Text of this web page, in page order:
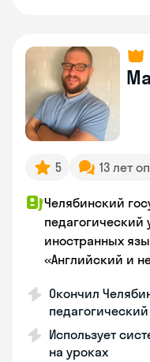
5 13 лет
Челябинский
педагогический
иностранных
«Английский и
Окончил
Использует
на уроках